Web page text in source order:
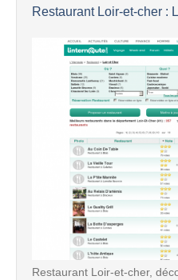
Restaurant Loir-et-cher :
Restaurant Loir-et-cher,